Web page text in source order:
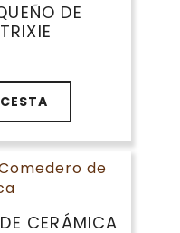
DE
CERÁMICA